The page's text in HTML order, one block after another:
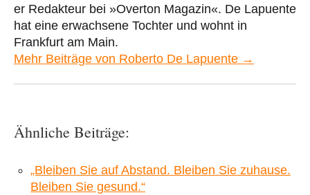
er Redakteur bei »Overton Magazin«. De Lapuente
hat eine erwachsene Tochter und wohnt in
Frankfurt am Main.
Mehr Beiträge von Roberto De Lapuente →
Ähnliche Beiträge:
„Bleiben Sie auf Abstand. Bleiben Sie zuhause.
Bleiben Sie gesund.“